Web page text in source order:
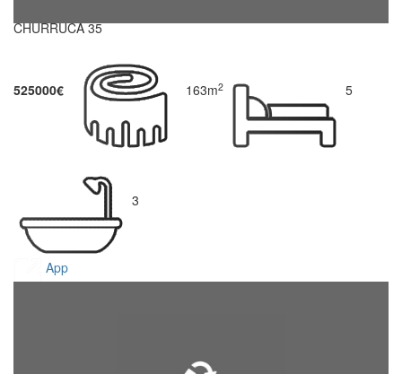
CHURRUCA 35
525000€ 163m2 5
3
App